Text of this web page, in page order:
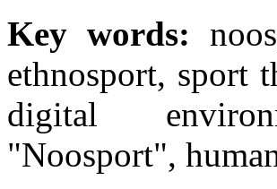
Key words:
ethnosport, sport
digital
"Noosport",